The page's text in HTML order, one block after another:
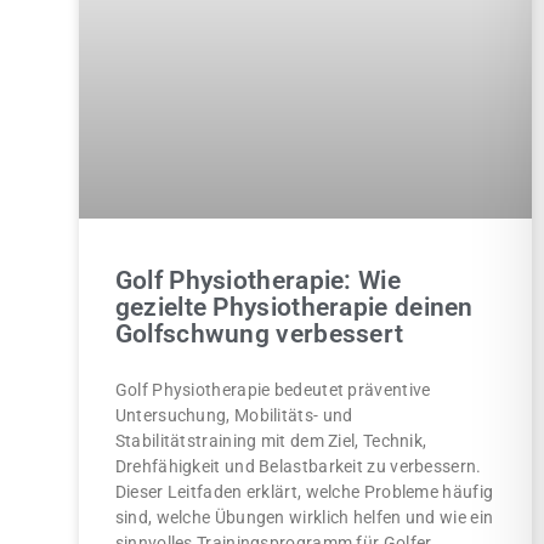
Golf Physiotherapie: Wie
gezielte Physiotherapie deinen
Golfschwung verbessert
Golf Physiotherapie bedeutet präventive
Untersuchung, Mobilitäts- und
Stabilitätstraining mit dem Ziel, Technik,
Drehfähigkeit und Belastbarkeit zu verbessern.
Dieser Leitfaden erklärt, welche Probleme häufig
sind, welche Übungen wirklich helfen und wie ein